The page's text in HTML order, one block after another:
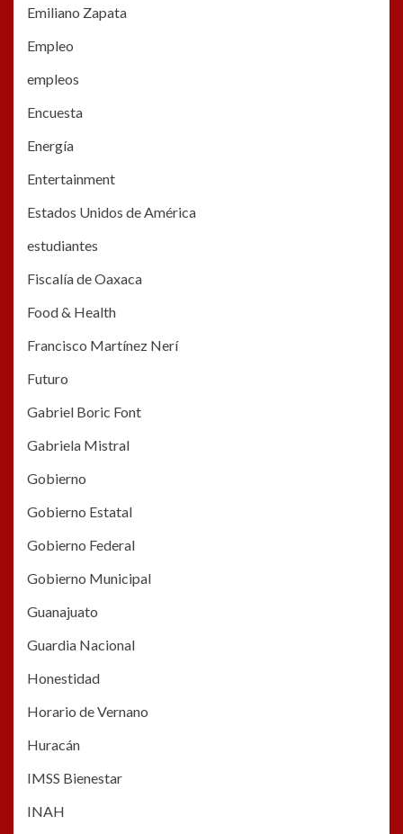
Emiliano Zapata
Empleo
empleos
Encuesta
Energía
Entertainment
Estados Unidos de América
estudiantes
Fiscalía de Oaxaca
Food & Health
Francisco Martínez Nerí
Futuro
Gabriel Boric Font
Gabriela Mistral
Gobierno
Gobierno Estatal
Gobierno Federal
Gobierno Municipal
Guanajuato
Guardia Nacional
Honestidad
Horario de Vernano
Huracán
IMSS Bienestar
INAH